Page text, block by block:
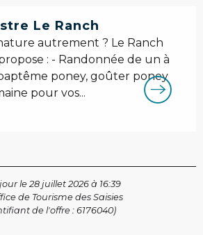
Le Ranch
autrement ? Le Ranch
: - Randonnée de un à
poney, goûter poney
pour vos...
le 28 juillet 2026 à 16:39
de Tourisme des Saisies
de l'offre :6176040)